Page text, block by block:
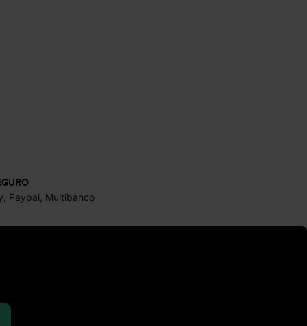
Paypal, Multibanco